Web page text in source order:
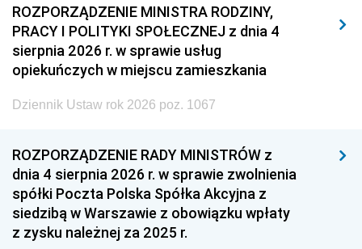
2011 2010 2009
2008 2007 2006
2005 2004 2003
1996 1995 1994
1993 1992 1991
1990 1989 1988
1987 1986
ROZPORZĄDZENIE MINISTRA RODZINY,
PRACY I POLITYKI SPOŁECZNEJ z dnia 4
sierpnia 2026 r. w sprawie usług
opiekuńczych w miejscu zamieszkania
Dziennik Ustaw rok 2026 poz. 1067
ROZPORZĄDZENIE RADY MINISTRÓW z
dnia 4 sierpnia 2026 r. w sprawie zwolnienia
spółki Poczta Polska Spółka Akcyjna z
siedzibą w Warszawie z obowiązku wpłaty
z zysku należnej za 2025 r.